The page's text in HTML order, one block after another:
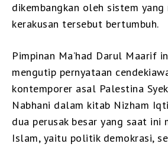
dikembangkan oleh sistem yang
kerakusan tersebut bertumbuh.
Pimpinan Ma’had Darul Maarif
mengutip pernyataan
kontemporer asal Palestina
Nabhani dalam kitab Nizham
dua perusak besar yang saat ini
Islam, yaitu politik demokrasi,